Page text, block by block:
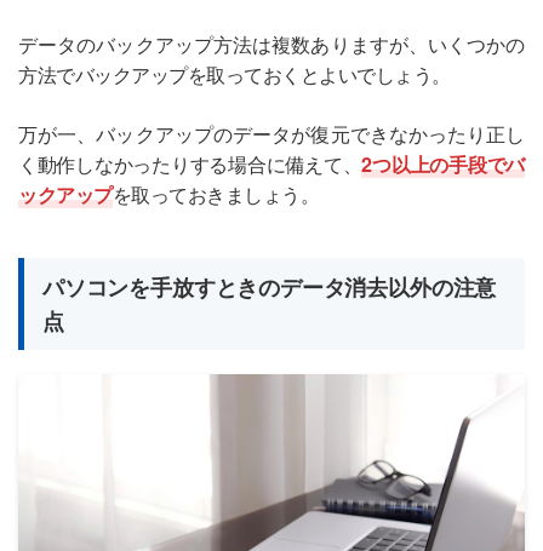
データのバックアップ方法は複数ありますが、いくつかの
方法でバックアップを取っておくとよいでしょう。
万が一、バックアップのデータが復元できなかったり正し
く動作しなかったりする場合に備えて、2つ以上の手段でバ
ックアップを取っておきましょう。
パソコンを手放すときのデータ消去以外の注意
点